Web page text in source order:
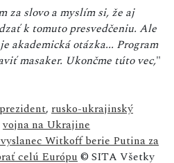
za slovo a myslím si, že aj
k tomuto presvedčeniu. Ale
akademická otázka... Program
masaker. Ukončme túto vec,"
, rusko-ukrajinský
vojna na Ukrajine
Witkoff berie Putina za
celú Európu © SITA Všetky